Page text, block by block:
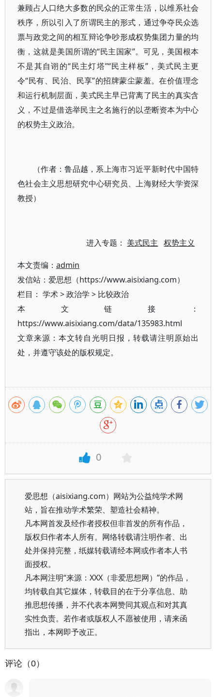
兼顾占人口绝大多数的民众的正常生活，以维系社会
秩序，所以引入了所谓民主的形式，通过争夺民众选
票与政党之间的相互辩论争吵形成权势集团力量的均
衡，这就是美国所谓的“民主国家”。可见，美国根本
不是其自诩的“民主灯塔”“民主样板”，美式民主更
令“民有、民治、民享”的招牌蒙尘蒙羞。在价值理念
和运行机制层面，美式民主早已背离了民主的真实含
义，不过是借选举民主之名施行的以垄断资本为中心
的权势主义政治。
（作者：鲁品越，系上海市习近平新时代中国特
色社会主义思想研究中心研究员、上海财经大学资深
教授）
进入专题： 美式民主 权势主义
本文责编： admin
发信站：爱思想（https://www.aisixiang.com）
栏目： 学术>政治学 > 比较政治
本文链接：
https://www.aisixiang.com/data/135983.html
文章来源：本文转自光明日报，转载请注明原始出
处，并遵守该处的版权规定。
0
爱思想（aisixiang.com）网站为公益纯学术网
站，旨在推动学术繁荣、塑造社会精神。
凡本网首发及经作者授权但非首发的所有作品，
版权归作者本人所有。网络转载请注明作者、出
处并保持完整，纸媒转载请经本网或作者本人书
面授权。
凡本网注明“来源：XXX（非爱思想网）”的作品，
均转载自其它媒体，转载目的在于分享信息、助
推思想传播，并不代表本网赞同其观点和对其真
实性负责。若作者或版权人不愿被使用，请来函
指出，本网即予改正。
评论（0）